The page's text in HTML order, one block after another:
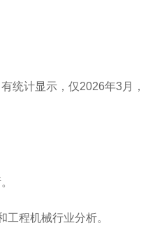
统计显示，仅2026年3月，
程机械行业分析。